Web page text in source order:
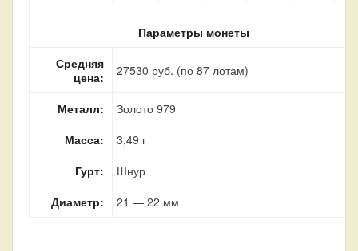
Параметры монеты
Средняя
цена:
27530 руб. (по 87 лотам)
Металл:
Золото 979
Масса:
3,49 г
Гурт:
Шнур
Диаметр:
21 — 22 мм